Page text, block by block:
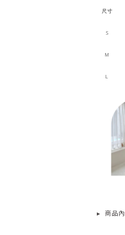
尺寸
S
M
L
▸ 商品內